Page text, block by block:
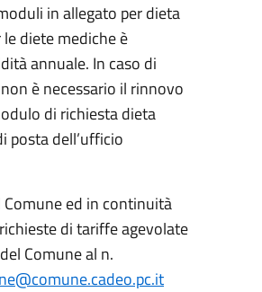
in allegato per dieta
diete mediche è
annuale. In caso di
non è necessario il rinnovo
di richiesta dieta
posta dell’ufficio
ed in continuità
di tariffe agevolate
Comune al n.